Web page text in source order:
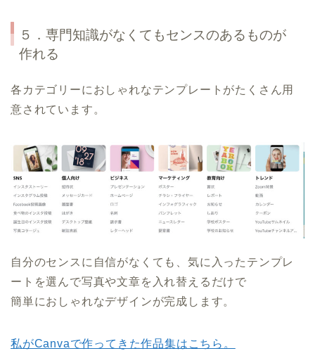
５．専門知識がなくてもセンスのあるものが
作れる
各カテゴリーにおしゃれなテンプレートがたくさん用
意されています。
自分のセンスに自信がなくても、気に入ったテンプレ
ートを選んで写真や文章を入れ替えるだけで
簡単におしゃれなデザインが完成します。
私がCanvaで作ってきた作品集はこちら。